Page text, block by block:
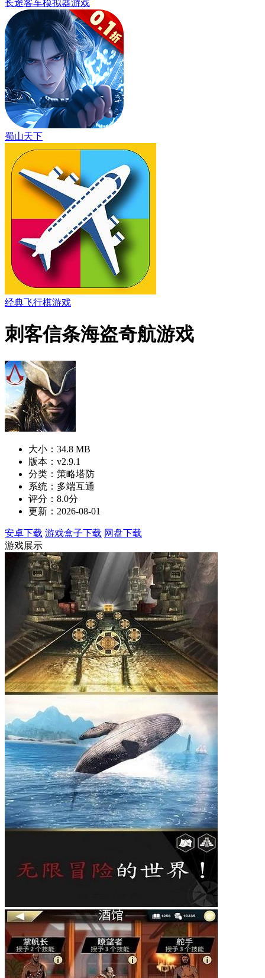
长途客车模拟器游戏
蜀山天下
经典飞行棋游戏
刺客信条海盗奇航游戏
大小：34.8 MB
版本：v2.9.1
分类：策略塔防
系统：多端互通
评分：8.0分
更新：2026-08-01
安卓下载 游戏盒子下载 网盘下载
游戏展示